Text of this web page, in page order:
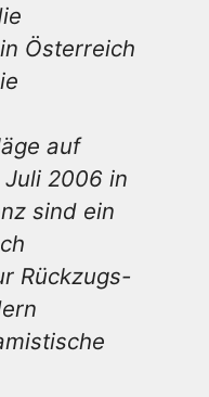
Österreich
auf
Juli 2006 in
sind ein
Rückzugs-